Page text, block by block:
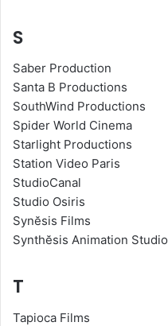
S
Saber Production
Santa B Productions
SouthWind Productions
Spider World Cinema
Starlight Productions
Station Video Paris
StudioCanal
Studio Osiris
Synĕsis Films
Synthĕsis Animation Studio
T
Tapioca Films